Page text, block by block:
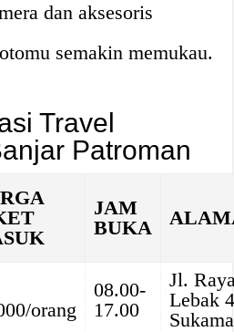
dan aksesoris
semakin memukau.
Travel
Patroman
JAM
BUKA
orang
08.00-
17.00
Jl.
Lebak